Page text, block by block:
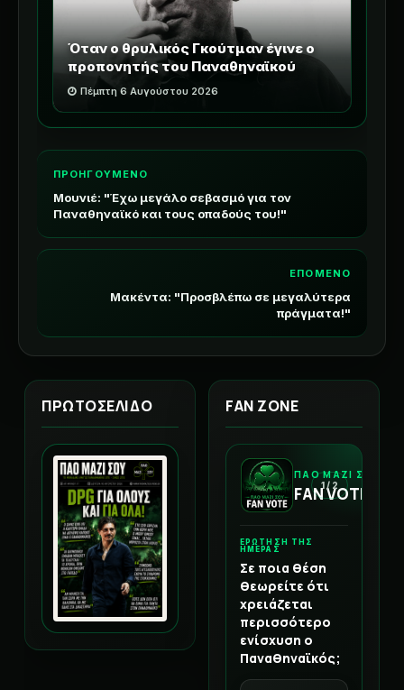
Όταν ο θρυλικός Γκούτμαν έγινε ο
προπονητής του Παναθηναϊκού
Πέμπτη 6 Αυγούστου 2026
ΕΠΟΜΕΝΟ
Μακέντα: "Προσβλέπω σε μεγαλύτερα
πράγματα!"
ΠΡΟΗΓΟΥΜΕΝΟ
Μουνιέ: "Έχω μεγάλο σεβασμό για τον
Παναθηναϊκό και τους οπαδούς του!"
ΠΡΩΤΟΣΕΛΙΔΟ FAN ZONE
ΠΑΟ ΜΑΖΙ ΣΟΥ
FAN VOTE
1 / 2
ΕΡΩΤΗΣΗ ΤΗΣ
ΗΜΕΡΑΣ
Σε ποια θέση
θεωρείτε ότι
χρειάζεται
περισσότερο
ενίσχυση ο
Παναθηναϊκός;